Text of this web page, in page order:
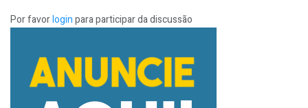
Por favorloginpara participar da discussão